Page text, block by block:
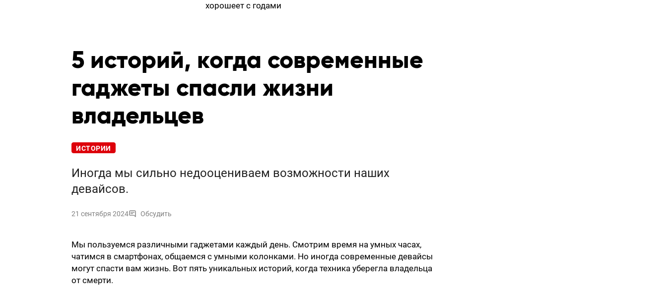
хорошеет с годами
5 историй, когда современные
гаджеты спасли жизни
владельцев
ИСТОРИИ
Иногда мы сильно недооцениваем возможности наших
девайсов.
21 сентября 2024 Обсудить
Мы пользуемся различными гаджетами каждый день. Смотрим время на умных часах,
чатимся в смартфонах, общаемся с умными колонками. Но иногда современные девайсы
могут спасти вам жизнь. Вот пять уникальных историй, когда техника уберегла владельца
от смерти.